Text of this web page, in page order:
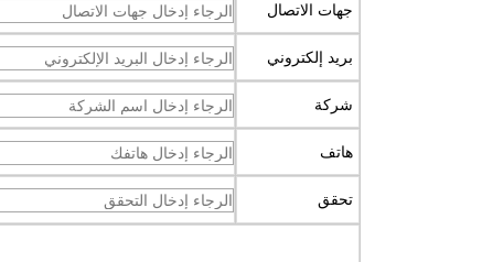
جهات الاتصال
بريد إلكتروني
شركة
هاتف
تحقق